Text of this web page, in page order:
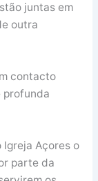
juntas em
outra
contacto
profunda
Açores o
parte da